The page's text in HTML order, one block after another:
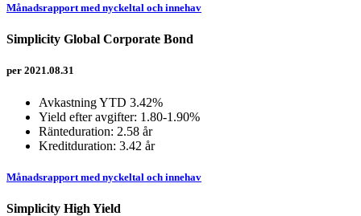
Månadsrapport med nyckeltal och innehav
Simplicity Global Corporate Bond
per 2021.08.31
Avkastning YTD 3.42%
Yield efter avgifter: 1.80-1.90%
Ränteduration: 2.58 år
Kreditduration: 3.42 år
Månadsrapport med nyckeltal och innehav
Simplicity High Yield